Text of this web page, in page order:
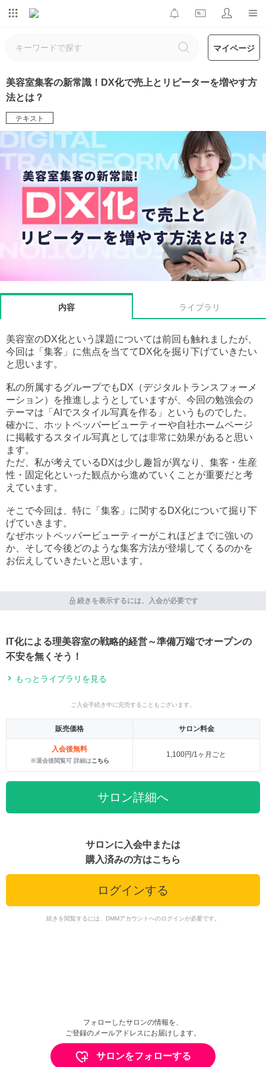
マイページ
美容室集客の新常識！DX化で売上とリピーターを増やす方
法とは？
テキスト
内容 ライブラリ
美容室のDX化という課題については前回も触れましたが、
今回は「集客」に焦点を当ててDX化を掘り下げていきたい
と思います。
私の所属するグループでもDX（デジタルトランスフォーメ
ーション）を推進しようとしていますが、今回の勉強会の
テーマは「AIでスタイル写真を作る」というものでした。
確かに、ホットペッパービューティーや自社ホームページ
に掲載するスタイル写真としては非常に効果があると思い
ます。
ただ、私が考えているDXは少し趣旨が異なり、集客・生産
性・固定化といった観点から進めていくことが重要だと考
えています。
そこで今回は、特に「集客」に関するDX化について掘り下
げていきます。
なぜホットペッパービューティーがこれほどまでに強いの
か、そして今後どのような集客方法が登場してくるのかを
お伝えしていきたいと思います。
続きを表示するには、入会が必要です
IT化による理美容室の戦略的経営～準備万端でオープンの
不安を無くそう！
もっとライブラリを見る
ご入会手続き中に完売することもございます。
販売価格 サロン料金
入会後無料
※退会後閲覧可 詳細はこちら
1,100円/1ヶ月ごと
サロン詳細へ
サロンに入会中または
購入済みの方はこちら
ログインする
続きを閲覧するには、DMMアカウントへのログインが必要です。
フォローしたサロンの情報を、
ご登録のメールアドレスにお届けします。
サロンをフォローする